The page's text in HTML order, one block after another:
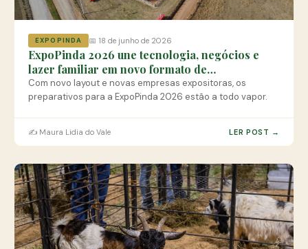
EXPOPINDA 📅 18 de junho de 2026
ExpoPinda 2026 une tecnologia, negócios e
lazer familiar em novo formato de
infraestrutura
Com novo layout e novas empresas expositoras, os
preparativos para a ExpoPinda 2026 estão a todo vapor.
✍️ Maura Lidia do Vale LER POST →